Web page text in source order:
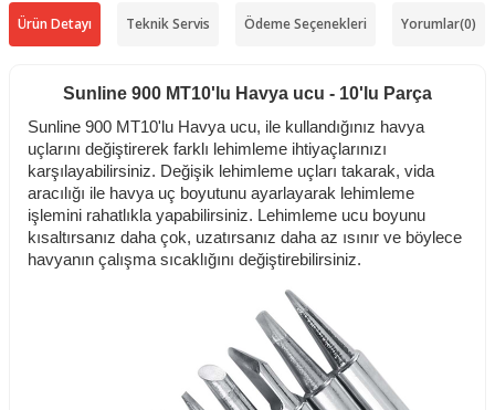
Ürün Detayı Teknik Servis Ödeme Seçenekleri Yorumlar(0)
Sunline 900 MT10'lu Havya ucu - 10'lu Parça
Sunline 900 MT10'lu Havya ucu, ile kullandığınız havya
uçlarını değiştirerek farklı lehimleme ihtiyaçlarınızı
karşılayabilirsiniz. Değişik lehimleme uçları takarak, vida
aracılığı ile havya uç boyutunu ayarlayarak lehimleme
işlemini rahatlıkla yapabilirsiniz. Lehimleme ucu boyunu
kısaltırsanız daha çok, uzatırsanız daha az ısınır ve böylece
havyanın çalışma sıcaklığını değiştirebilirsiniz.